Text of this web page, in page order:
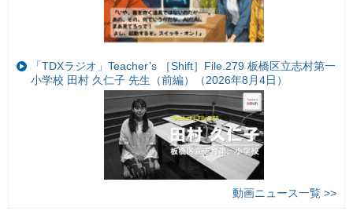
「TDXラジオ」Teacher’s ［Shift］File.279 板橋区立志村第一
小学校 田村 久仁子 先生（前編）（2026年8月4日）
動画ニュース一覧 >>